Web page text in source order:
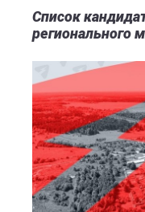
Список
регионального